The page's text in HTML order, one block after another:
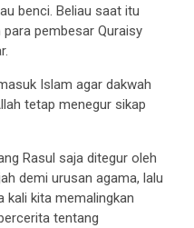
benci. Beliau saat itu
pembesar Quraisy
Islam agar dakwah
tetap menegur sikap
Rasul saja ditegur oleh
demi urusan agama, lalu
kali kita memalingkan
tentang